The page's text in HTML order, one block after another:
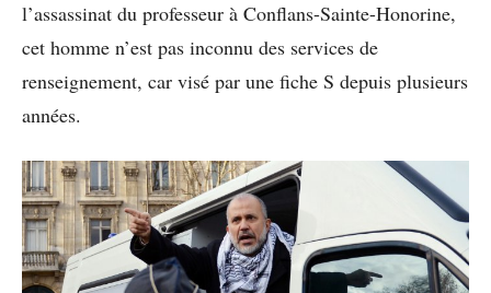
l’assassinat du professeur à Conflans-Sainte-Honorine,
cet homme n’est pas inconnu des services de
renseignement, car visé par une fiche S depuis plusieurs
années.